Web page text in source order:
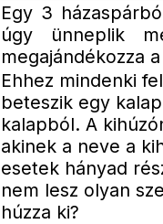
Egy 3
úgy ünneplik
megajándékozza
Ehhez mindenki
beteszik egy
kalapból. A
akinek a neve a
esetek hányad
nem lesz olyan
húzza ki?